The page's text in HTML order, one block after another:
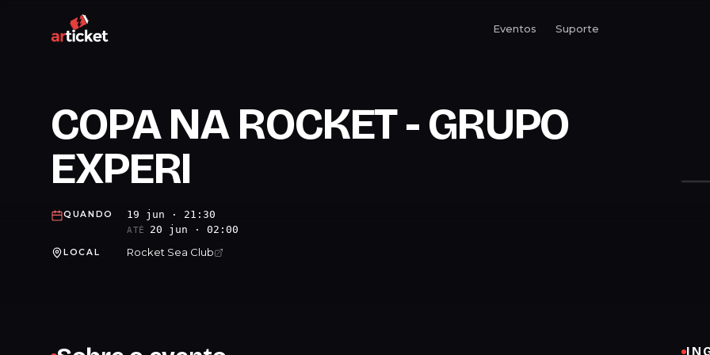
Eventos Suporte
COPA NA ROCKET - GRUPO
EXPERI
QUANDO 19 jun · 21:30
ATÉ 20 jun · 02:00
LOCAL Rocket Sea Club